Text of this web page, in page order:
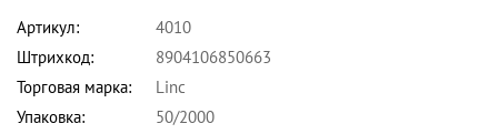
Артикул:
4010
Штрихкод:
8904106850663
Торговая марка:
Linc
Упаковка:
50/2000